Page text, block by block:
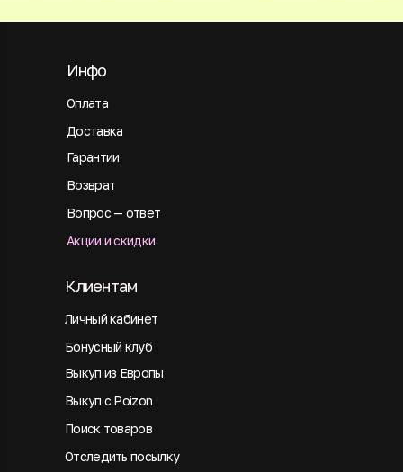
Оплата
Инфо
Доставка
Гарантии
Возврат
Вопрос — ответ
Акции и скидки
Личный кабинет
Клиентам
Бонусный клуб
Выкуп из Европы
Выкуп с Poizon
Поиск товаров
Отследить посылку